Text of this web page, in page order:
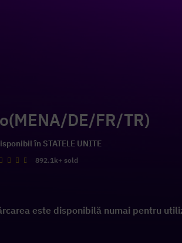
DE/FR/TR)
în STATELE UNITE
892.1k+ sold
este disponibilă numai pentru